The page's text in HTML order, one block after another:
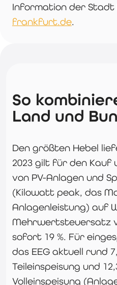
Information der
frankfurt.de.
So
Land und
Den größten Hebel
2023 gilt für den Kauf
von PV-Anlagen und
(Kilowatt peak, das
Anlagenleistung) auf
Mehrwertsteuersatz
sofort 19 %. Für
das EEG aktuell rund
Teileinspeisung und
Volleinspeisung